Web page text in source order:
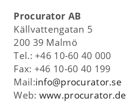
Procurator AB
Källvattengatan 5
200 39 Malmö
Tel.: +46 10-60 40 000
Fax: +46 10-60 40 199
Mail:info@procurator.se
Web: www.procurator.de